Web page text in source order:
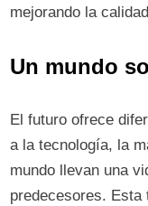
mejorando la
Un mundo
El futuro ofrece
a la tecnología, la
mundo llevan una
predecesores. Esta